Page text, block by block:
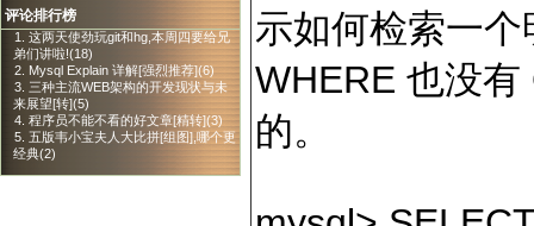
评论排行榜
1. 这两天使劲玩git和hg,本周四要给兄
弟们讲啦!(18)
2. Mysql Explain 详解[强烈推荐](6)
3. 三种主流WEB架构的开发现状与未
来展望[转](5)
4. 程序员不能不看的好文章[精转](3)
5. 五版韦小宝夫人大比拼[组图],哪个更
经典(2)
示如何检索一
WHERE 也没
的。